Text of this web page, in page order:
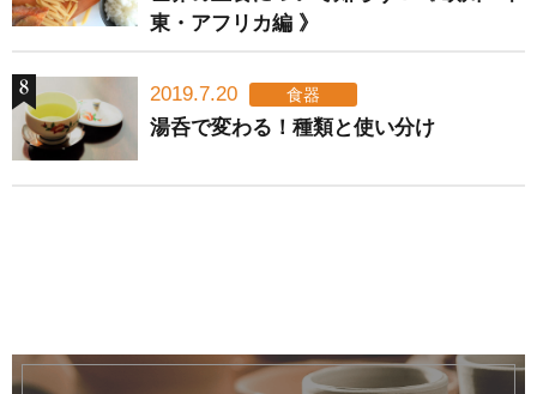
東・アフリカ編 》
2019.7.20 食器
湯呑で変わる！種類と使い分け